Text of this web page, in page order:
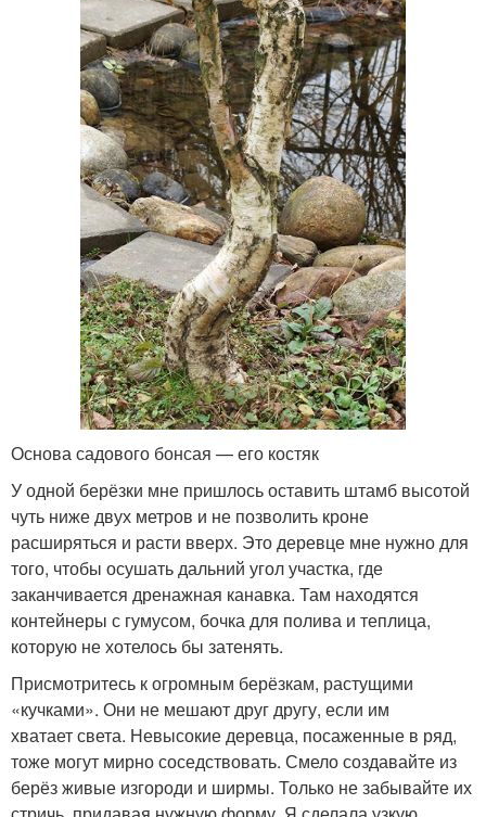
Основа садового бонсая — его костяк
У одной берёзки мне пришлось оставить штамб высотой
чуть ниже двух метров и не позволить кроне
расширяться и расти вверх. Это деревце мне нужно для
того, чтобы осушать дальний угол участка, где
заканчивается дренажная канавка. Там находятся
контейнеры с гумусом, бочка для полива и теплица,
которую не хотелось бы затенять.
Присмотритесь к огромным берёзкам, растущими
«кучками». Они не мешают друг другу, если им
хватает света. Невысокие деревца, посаженные в ряд,
тоже могут мирно соседствовать. Смело создавайте из
берёз живые изгороди и ширмы. Только не забывайте их